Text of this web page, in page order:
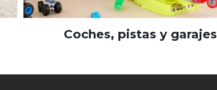
Coches, pistas y garajes